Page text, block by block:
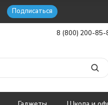
Подписаться
8 (800) 200-85-